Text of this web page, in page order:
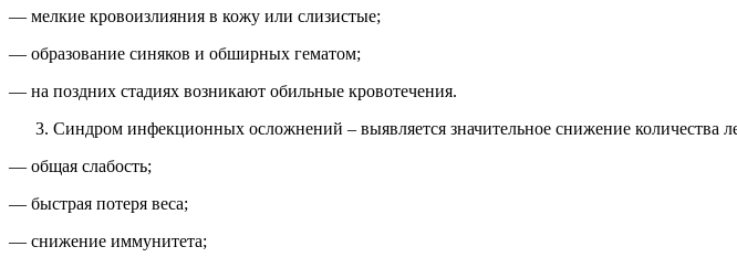
— мелкие кровоизлияния в кожу или слизистые;
— образование синяков и обширных гематом;
— на поздних стадиях возникают обильные кровотечения.
Синдром инфекционных осложнений – выявляется значительное снижение количества
— общая слабость;
— быстрая потеря веса;
— снижение иммунитета;